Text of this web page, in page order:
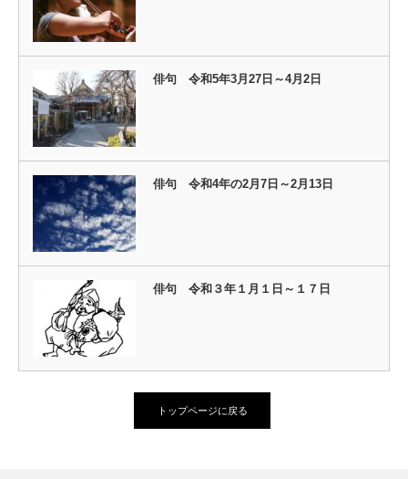
俳句 令和5年3月27日～4月2日
俳句 令和4年の2月7日～2月13日
俳句 令和３年１月１日～１７日
トップページに戻る